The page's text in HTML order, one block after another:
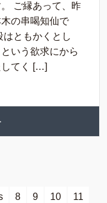
ご縁あって、昨
の串喝知仙で
ともかくとし
いう欲求にから
してく […]
8 9 10 11